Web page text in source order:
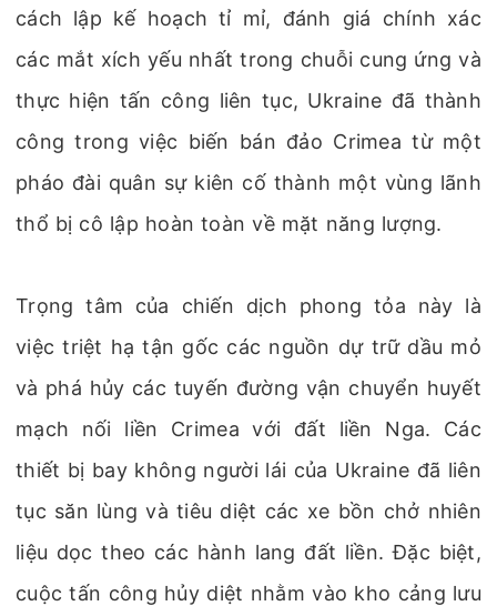
cách lập kế hoạch tỉ mỉ, đánh giá chính xác
các mắt xích yếu nhất trong chuỗi cung ứng và
thực hiện tấn công liên tục, Ukraine đã thành
công trong việc biến bán đảo Crimea từ một
pháo đài quân sự kiên cố thành một vùng lãnh
thổ bị cô lập hoàn toàn về mặt năng lượng.
Trọng tâm của chiến dịch phong tỏa này là
việc triệt hạ tận gốc các nguồn dự trữ dầu mỏ
và phá hủy các tuyến đường vận chuyển huyết
mạch nối liền Crimea với đất liền Nga. Các
thiết bị bay không người lái của Ukraine đã liên
tục săn lùng và tiêu diệt các xe bồn chở nhiên
liệu dọc theo các hành lang đất liền. Đặc biệt,
cuộc tấn công hủy diệt nhằm vào kho cảng lưu